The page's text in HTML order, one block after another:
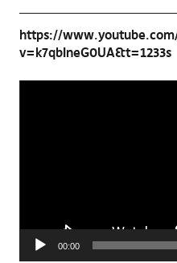
https://
v=k7qbIneG0UA&t=1233s
00:00